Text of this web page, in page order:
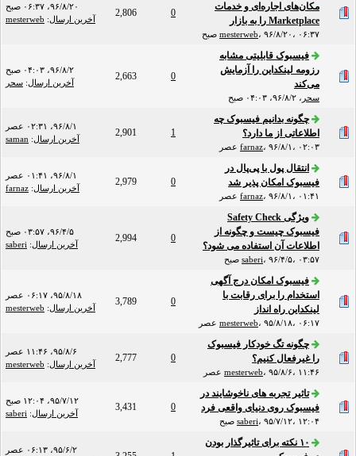
مکان‌های اجاره‌ای و خدمات
Marketplace را به بازار
mesterweb، ۹۶/۸/۲۰، ۰۶:۳۷ صبح
0
2,806
۹۶/۸/۲۰، ۰۶:۳۷ صبح
آخرین ارسال:
mesterweb
فیسبوک قابلیتی مشابه
رزومه لینکداین را آزمایش
می‌کند
سحر ، ۹۶/۸/۲، ۰۴:۰۳ صبح
0
2,663
۹۶/۸/۲، ۰۴:۰۳ صبح
آخرین ارسال: سحر
چگونه بدانیم فیسبوک چه
اطلاعاتی از ما دارد؟
farnaz، ۹۶/۸/۱، ۰۲:۰۳ عصر
1
2,901
۹۶/۸/۱، ۰۲:۳۱ عصر
آخرین ارسال:
saman
انتقال پول با پی‌پال در
فیسبوک امکان پذیر شد
farnaz، ۹۶/۸/۱، ۰۱:۴۱ عصر
0
2,979
۹۶/۸/۱، ۰۱:۴۱ عصر
آخرین ارسال:
farnaz
ویژگی Safety Check
فیسبوک چیست و چگونه از
اطلاعات آن استفاده می شود؟
saberi، ۹۶/۴/۵، ۰۳:۵۷ صبح
0
2,994
۹۶/۴/۵، ۰۳:۵۷ صبح
آخرین ارسال:
saberi
فیسبوک امکان درج آگهی
استخدام را برای رقابت با
لینکداین راه انداز
mesterweb، ۹۵/۸/۱۸، ۰۶:۱۷ عصر
0
3,789
۹۵/۸/۱۸، ۰۶:۱۷ عصر
آخرین ارسال:
mesterweb
چگونه تگ خودکار فیسبوک
را غیرفعال کنیم؟
mesterweb، ۹۵/۸/۶، ۱۱:۴۶ عصر
0
2,777
۹۵/۸/۶، ۱۱:۴۶ عصر
آخرین ارسال:
mesterweb
تاثیر تجربه های ناخوشایند در
فیسبوک روی دنیای واقعی فرد
saberi، ۹۵/۷/۱۲، ۱۲:۰۴ صبح
0
3,431
۹۵/۷/۱۲، ۱۲:۰۴ صبح
آخرین ارسال:
saberi
۱۰ نکته برای تاثیرگذار بودن
۹۵/۶/۲، ۰۶:۱۳ عصر